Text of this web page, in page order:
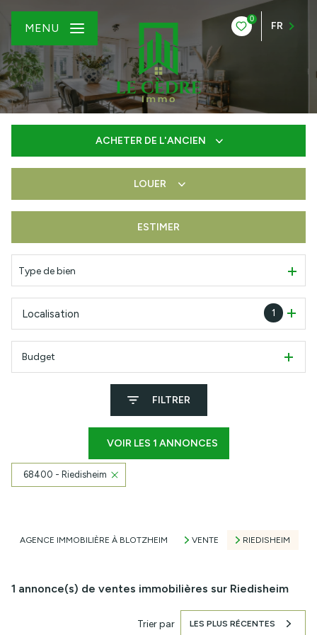
0
FR
MENU
ACHETER DE L'ANCIEN
De l'immo pro
LOUER
De l'immo pro
ESTIMER
Type de bien
1
Localisation
Budget
FILTRER
VOIR LES 1 ANNONCES
68400 - Riedisheim
AGENCE IMMOBILIÈRE À BLOTZHEIM VENTE RIEDISHEIM
1 annonce(s) de ventes immobilières sur Riedisheim
Trier par LES PLUS RÉCENTES